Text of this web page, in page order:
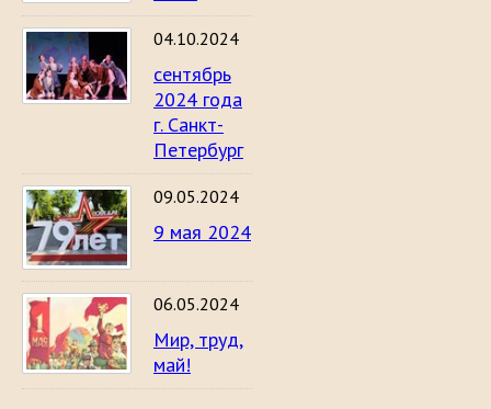
04.10.2024
сентябрь
2024 года
г. Санкт-
Петербург
09.05.2024
9 мая 2024
06.05.2024
Мир, труд,
май!